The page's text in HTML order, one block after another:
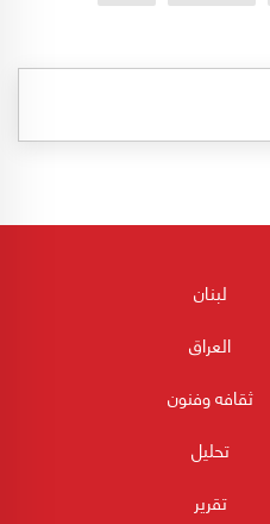
لبنان
العراق
ثقافه وفنون
تحليل
تقرير